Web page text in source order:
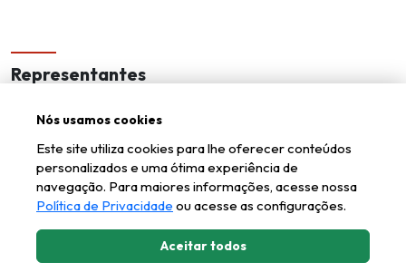
Representantes
Seja um representante
Nós usamos cookies
Este site utiliza cookies para lhe oferecer conteúdos
personalizados e uma ótima experiência de
navegação. Para maiores informações, acesse nossa
Política de Privacidade ou acesse as configurações.
Aceitar todos